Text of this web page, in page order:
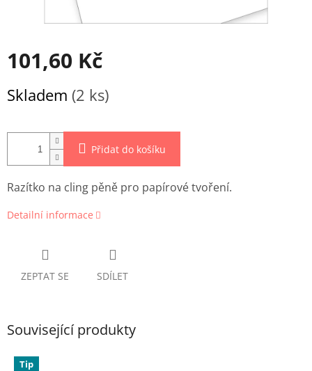
101,60 Kč
cena:
Skladem (2 ks)
Přidat do košíku
Razítko na cling pěně pro papírové tvoření.
Detailní informace
ZEPTAT SE SDÍLET
Související produkty
Tip